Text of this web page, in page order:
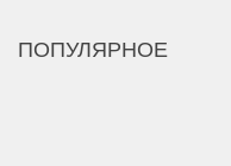
ПОПУЛЯРНОЕ